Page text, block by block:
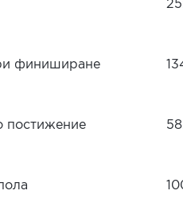
финиширане
постижение